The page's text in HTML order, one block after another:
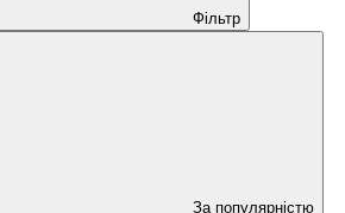
Фільтр
За популярністю